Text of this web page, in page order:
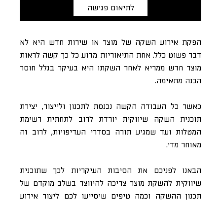
לתיאום פגישה
הפקת אירוע השקה של מוצר או שירות חדש היא לא
דבר פשוט כלל. אחת התיאוריות מדוע כל כך קשה לראות
מוצר חדש ממריא לאחר השקתו היא בעיקר בגלל חוסר
הכנה מתאימה.
כאשר כל העבודה הקשה נכנסת לתכנון ולייצור, יצירת
תוכנית השקה שיווקית יורדת לרוב לתחתית רשימת
המטלות ועד שמגיע תורה בסדרי העדיפויות, לרוב זה
מאוחר מדי.
הבאנו לפניכם את הסיבות העיקריות לכך שתוכנית
שיווקית להשקת מוצר צריכה להיווצר בשלב מוקדם של
תכנון ההשקה וכמה טיפים שיסייעו לכם ליצור אירוע